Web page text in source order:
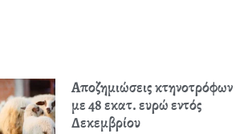
Αποζημιώσεις κτηνοτρόφων
με 48 εκατ. ευρώ εντός
Δεκεμβρίου